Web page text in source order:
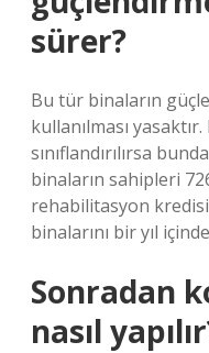
sürer?
Bu tür binaların
kullanılması
sınıflandırılırsa
binaların sahipleri
rehabilitasyon kredisi
binalarını bir yıl
Sonradan
nasıl